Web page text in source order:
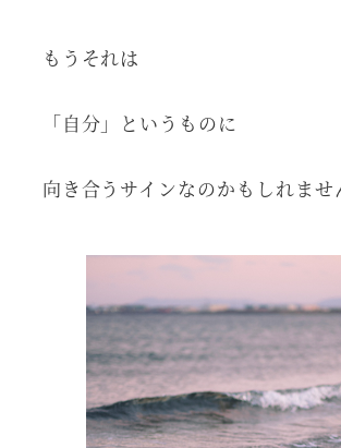
もうそれは
「自分」というものに
向き合うサインなのかもしれませ